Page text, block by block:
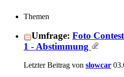
Themen
Umfrage: Foto
1 - Abstimmung
Letzter Beitrag von slowcar